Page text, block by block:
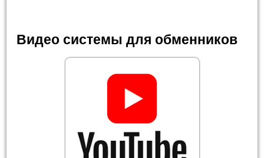
Видео системы для обменников